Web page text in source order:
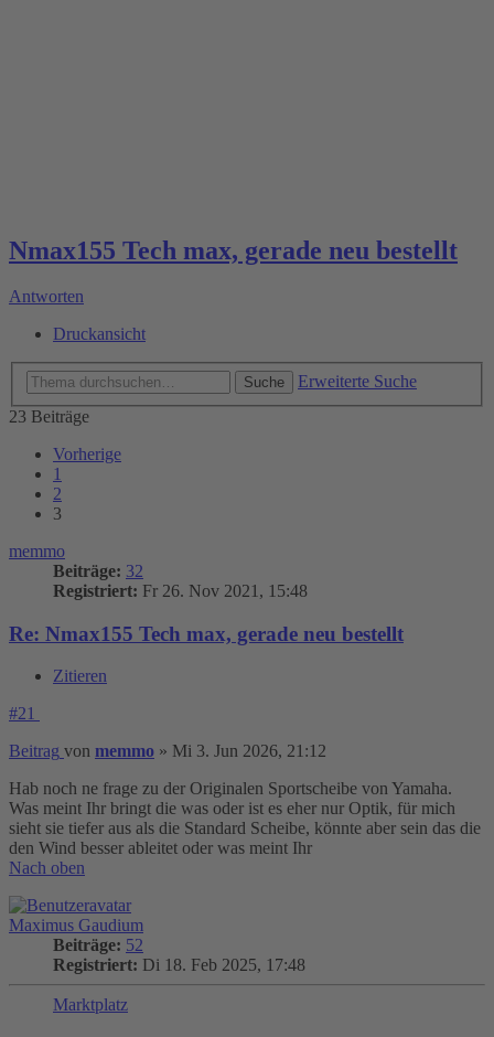
Nmax155 Tech max, gerade neu bestellt
Antworten
Druckansicht
Suche
Erweiterte Suche
23 Beiträge
Vorherige
1
2
3
memmo
Beiträge: 32
Registriert: Fr 26. Nov 2021, 15:48
Re: Nmax155 Tech max, gerade neu bestellt
Zitieren
#21
Beitrag von memmo » Mi 3. Jun 2026, 21:12
Hab noch ne frage zu der Originalen Sportscheibe von Yamaha.
Was meint Ihr bringt die was oder ist es eher nur Optik, für mich
sieht sie tiefer aus als die Standard Scheibe, könnte aber sein das die
den Wind besser ableitet oder was meint Ihr
Nach oben
Maximus Gaudium
Beiträge: 52
Registriert: Di 18. Feb 2025, 17:48
Marktplatz